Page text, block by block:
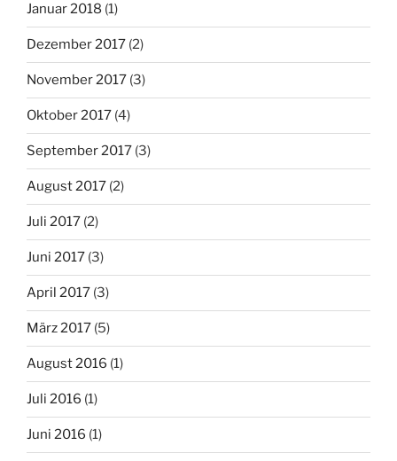
Januar 2018 (1)
Dezember 2017 (2)
November 2017 (3)
Oktober 2017 (4)
September 2017 (3)
August 2017 (2)
Juli 2017 (2)
Juni 2017 (3)
April 2017 (3)
März 2017 (5)
August 2016 (1)
Juli 2016 (1)
Juni 2016 (1)